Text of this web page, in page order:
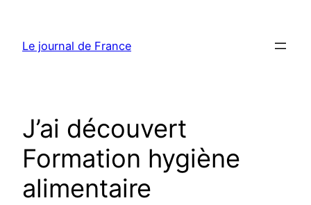
contenu
Le journal de France
J’ai découvert
Formation hygiène
alimentaire